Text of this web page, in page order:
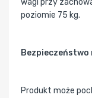
wagi przy
poziomie 75 kg.
Bezpieczeństwo
Produkt może